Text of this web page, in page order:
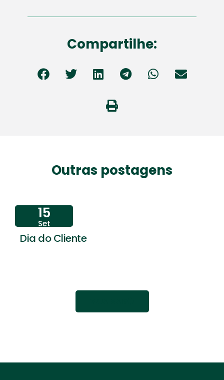
Compartilhe:
Outras postagens
15
Set
Dia do Cliente